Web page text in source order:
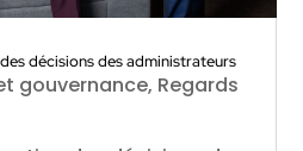
décisions des administrateurs
gouvernance, Regards